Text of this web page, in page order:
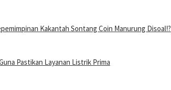
Kakantah Sontang Coin Manurung Disoal!?
Pastikan Layanan Listrik Prima